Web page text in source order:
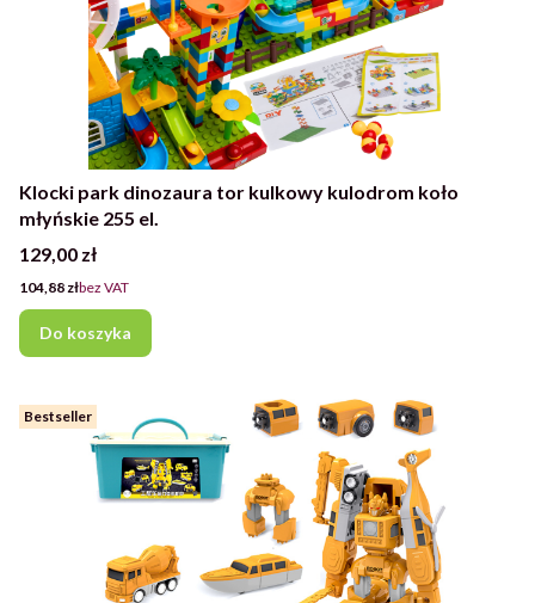
Klocki park dinozaura tor kulkowy kulodrom koło
młyńskie 255 el.
Cena
129,00 zł
Cena
104,88 złbez VAT
Do koszyka
Bestseller